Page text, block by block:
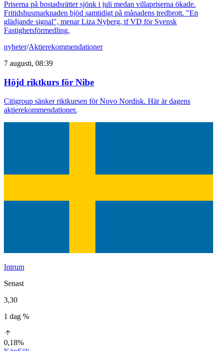
Priserna på bostadsrätter sjönk i juli medan villapriserna ökade.
Fritidshusmarknaden bjöd samtidigt på månadens tredbrott. "En
glädjande signal", menar Liza Nyberg, tf VD för Svensk
Fastighetsförmedling.
nyheter/Aktierekommendationer
7 augusti, 08:39
Höjd riktkurs för Nibe
Citigroup sänker riktkursen för Novo Nordisk. Här är dagens
aktierekommendationer.
Intrum
Senast
3,30
1 dag %
0,18%